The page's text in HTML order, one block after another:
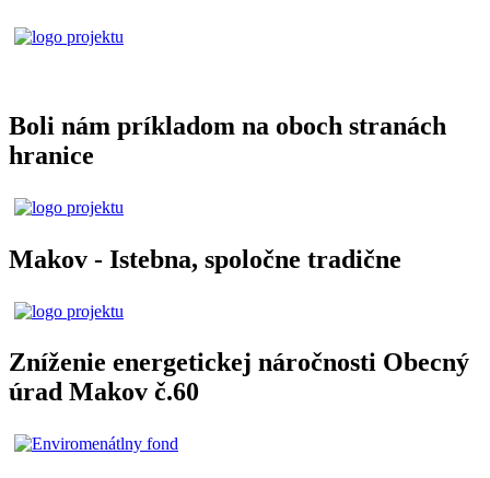
Boli nám príkladom na oboch stranách
hranice
Makov - Istebna, spoločne tradične
Zníženie energetickej náročnosti Obecný
úrad Makov č.60